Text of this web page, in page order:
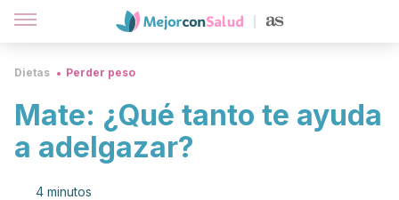
Dietas Perder peso
Mate: ¿Qué tanto te ayuda
a adelgazar?
4 minutos